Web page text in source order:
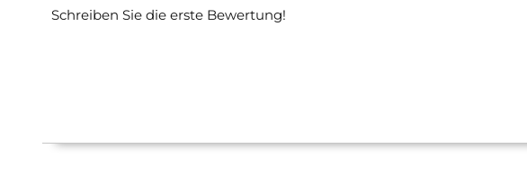
Schreiben Sie die erste Bewertung!